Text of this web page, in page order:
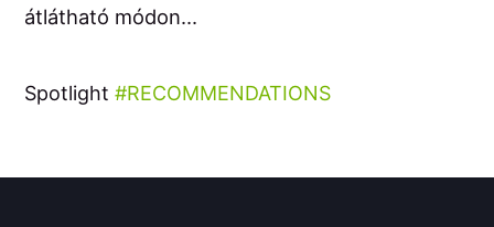
átlátható módon...
Spotlight RECOMMENDATIONS